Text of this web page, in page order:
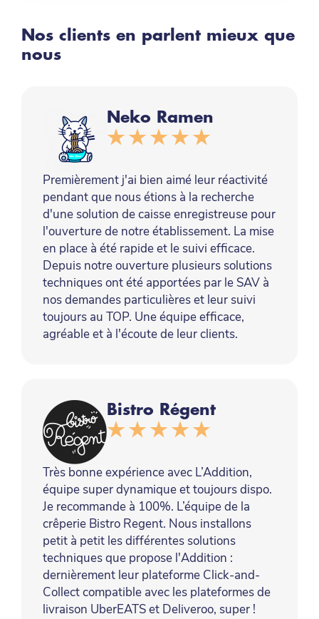
Nos clients en parlent mieux que
nous
Neko Ramen
Premièrement j'ai bien aimé leur réactivité
pendant que nous étions à la recherche
d'une solution de caisse enregistreuse pour
l'ouverture de notre établissement. La mise
en place à été rapide et le suivi efficace.
Depuis notre ouverture plusieurs solutions
techniques ont été apportées par le SAV à
nos demandes particulières et leur suivi
toujours au TOP. Une équipe efficace,
agréable et à l'écoute de leur clients.
Bistro Régent
Très bonne expérience avec L’Addition,
équipe super dynamique et toujours dispo.
Je recommande à 100%. L’équipe de la
crêperie Bistro Regent. Nous installons
petit à petit les différentes solutions
techniques que propose l'Addition :
dernièrement leur plateforme Click-and-
Collect compatible avec les plateformes de
livraison UberEATS et Deliveroo, super !